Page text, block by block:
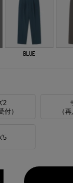
BLUE
2
付）
（
5